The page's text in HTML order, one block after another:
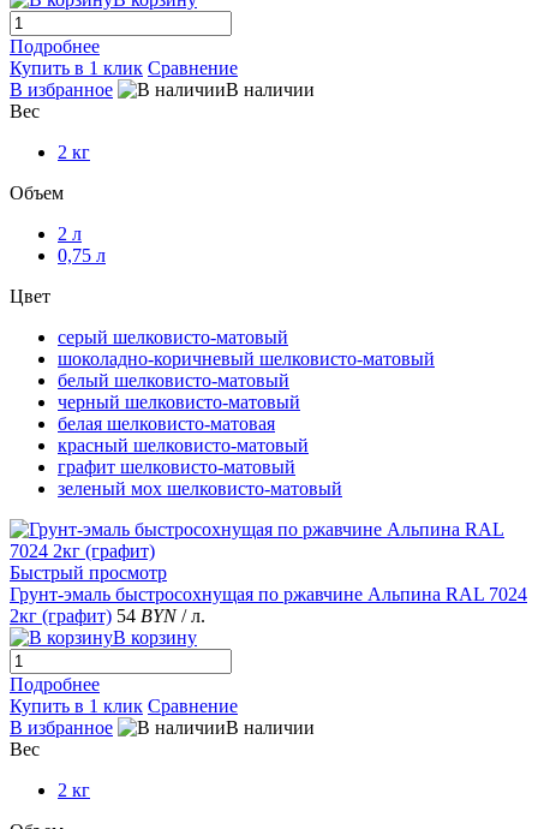
Подробнее
Купить в 1 клик Сравнение
В избранное
В наличии
Вес
2 кг
Объем
2 л
0,75 л
Цвет
серый шелковисто-матовый
шоколадно-коричневый шелковисто-матовый
белый шелковисто-матовый
черный шелковисто-матовый
белая шелковисто-матовая
красный шелковисто-матовый
графит шелковисто-матовый
зеленый мох шелковисто-матовый
Быстрый просмотр
Грунт-эмаль быстросохнущая по ржавчине Альпина RAL 7024
2кг (графит) 54 BYN / л.
В корзину
Подробнее
Купить в 1 клик Сравнение
В избранное
В наличии
Вес
2 кг